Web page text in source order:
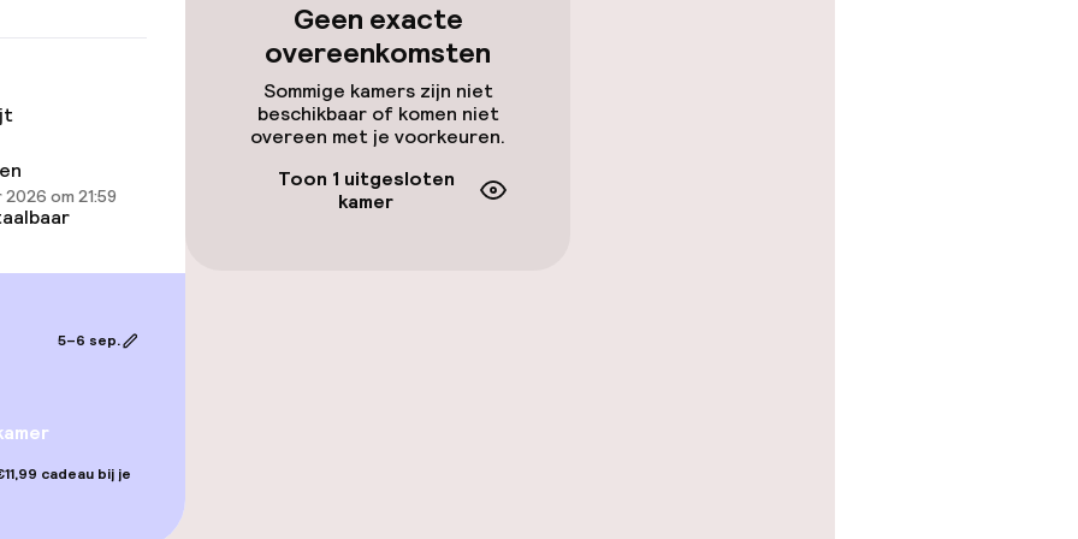
beschikbaar
om 21:59
5–6 sep.
cadeau bij je
Geen exacte
overeenkomsten
Sommige kamers zijn niet
beschikbaar of komen niet
overeen met je voorkeuren.
Toon 1 uitgesloten
kamer